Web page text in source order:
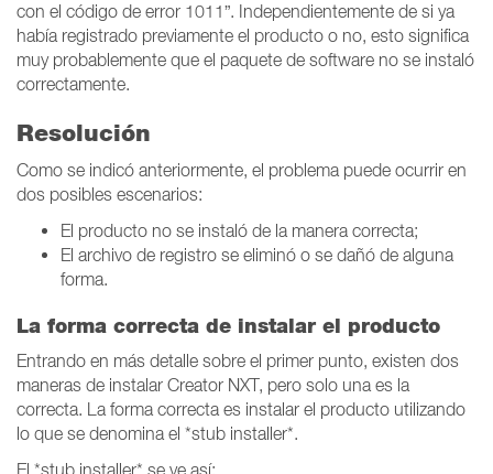
con el código de error 1011”. Independientemente de si ya
había registrado previamente el producto o no, esto significa
muy probablemente que el paquete de software no se instaló
correctamente.
Resolución
Como se indicó anteriormente, el problema puede ocurrir en
dos posibles escenarios:
El producto no se instaló de la manera correcta;
El archivo de registro se eliminó o se dañó de alguna
forma.
La forma correcta de instalar el producto
Entrando en más detalle sobre el primer punto, existen dos
maneras de instalar Creator NXT, pero solo una es la
correcta. La forma correcta es instalar el producto utilizando
lo que se denomina el *stub installer*.
El *stub installer* se ve así: